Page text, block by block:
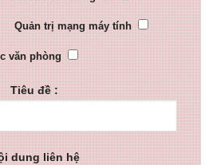
Quản trị mạng máy tính
văn phòng
Tiêu đề :
dung liên hệ